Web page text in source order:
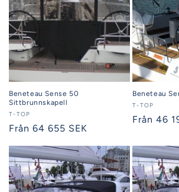
Beneteau Sense 50
Sittbrunnskapell
Säljare:
T-TOP
Ordinarie
Från 64 655 SEK
Beneteau
Säljare:
T-TOP
Ordinarie
Från 46